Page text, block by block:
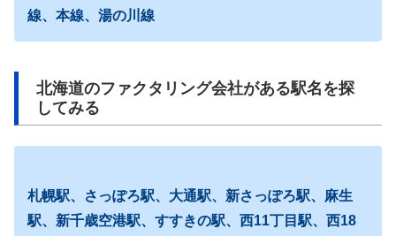
線、本線、湯の川線
北海道のファクタリング会社がある駅名を探
してみる
札幌駅、さっぽろ駅、大通駅、新さっぽろ駅、麻生
駅、新千歳空港駅、すすきの駅、西11丁目駅、西18